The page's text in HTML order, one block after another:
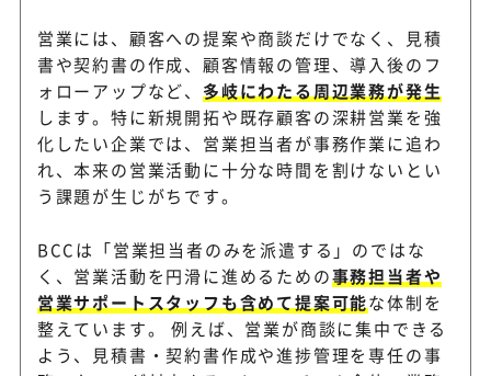
営業には、顧客への提案や商談だけでなく、見積
書や契約書の作成、顧客情報の管理、導入後のフ
ォローアップなど、多岐にわたる周辺業務が発生
します。特に新規開拓や既存顧客の深耕営業を強
化したい企業では、営業担当者が事務作業に追わ
れ、本来の営業活動に十分な時間を割けないとい
う課題が生じがちです。
BCCは「営業担当者のみを派遣する」のではな
く、営業活動を円滑に進めるための事務担当者や
営業サポートスタッフも含めて提案可能な体制を
整えています。 例えば、営業が商談に集中できる
よう、見積書・契約書作成や進捗管理を専任の事